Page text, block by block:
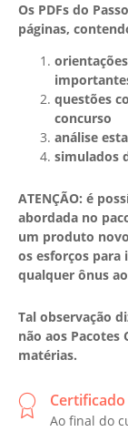
Os PDFs do
páginas,
questões
concurso
análise
simulados
ATENÇÃO: é
abordada no
um produto
os esforços para
qualquer ônus
Tal observação
não aos
matérias.
Certificado
Ao final do